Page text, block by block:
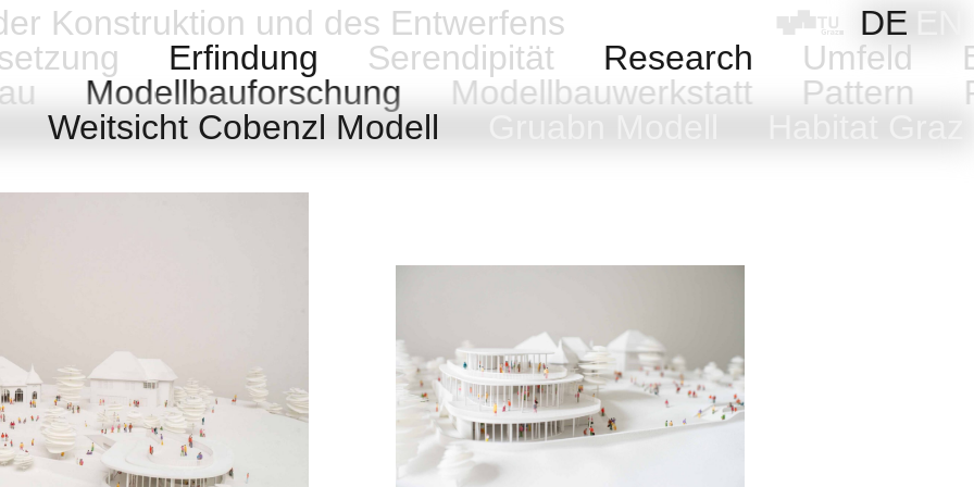
Konstruktion und des Entwerfens DE
Erfindung Serendipität Research Umfeld
Modellbauforschung Modellbauwerkstatt Pattern
Weitsicht Cobenzl Modell